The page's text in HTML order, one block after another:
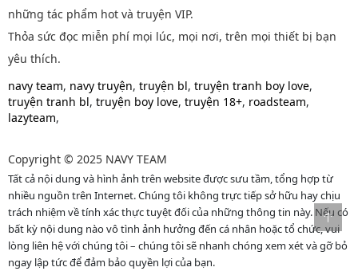
những tác phẩm hot và truyện VIP.
Thỏa sức đọc miễn phí mọi lúc, mọi nơi, trên mọi thiết bị bạn
yêu thích.
navy team, navy truyện, truyện bl, truyện tranh boy love,
truyện tranh bl, truyện boy love, truyện 18+, roadsteam,
lazyteam,
Copyright © 2025 NAVY TEAM
Tất cả nội dung và hình ảnh trên website được sưu tầm, tổng hợp từ
nhiều nguồn trên Internet. Chúng tôi không trực tiếp sở hữu hay chịu
trách nhiệm về tính xác thực tuyệt đối của những thông tin này. Nếu có
bất kỳ nội dung nào vô tình ảnh hưởng đến cá nhân hoặc tổ chức, vui
lòng liên hệ với chúng tôi – chúng tôi sẽ nhanh chóng xem xét và gỡ bỏ
ngay lập tức để đảm bảo quyền lợi của bạn.